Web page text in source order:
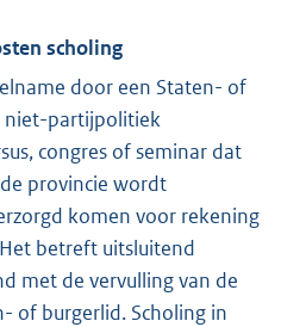
scholing
door een Staten- of
niet-partijpolitiek
congres of seminar dat
provincie wordt
komen voor rekening
betreft uitsluitend
met de vervulling van de
of burgerlid. Scholing in